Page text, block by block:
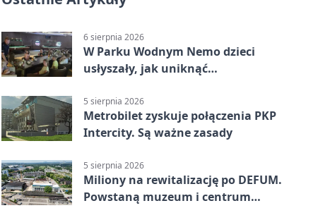
6 sierpnia 2026
W Parku Wodnym Nemo dzieci
usłyszały, jak uniknąć
5 sierpnia 2026
Metrobilet zyskuje połączenia PKP
Intercity. Są ważne zasady
5 sierpnia 2026
Miliony na rewitalizację po DEFUM.
Powstaną muzeum i centrum